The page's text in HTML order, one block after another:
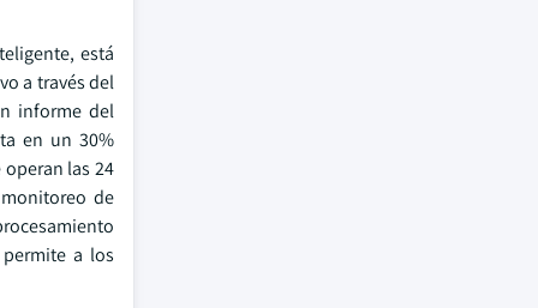
está
a través del
informe del
en un 30%
las 24
de
a los